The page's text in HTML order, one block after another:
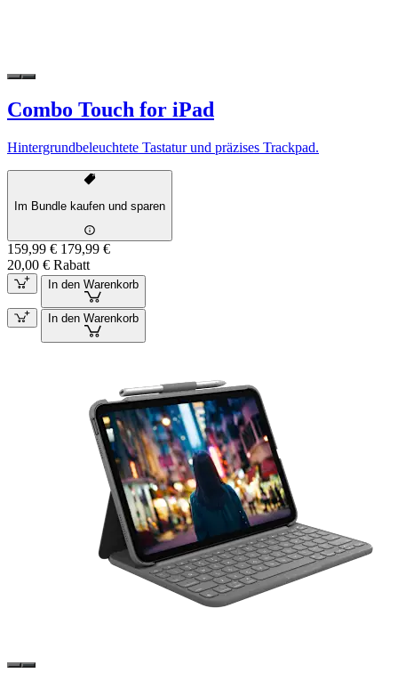
Combo Touch for iPad
Hintergrundbeleuchtete Tastatur und präzises Trackpad.
Im Bundle kaufen und sparen
159,99 € 179,99 €
20,00 € Rabatt
In den Warenkorb
In den Warenkorb